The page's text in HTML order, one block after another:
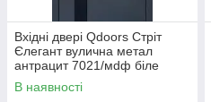
Вхідні двері Qdoors Стріт
Єлегант вулична метал
антрацит 7021/мdф біле
дерево терморозрив
860*2050
В наявності